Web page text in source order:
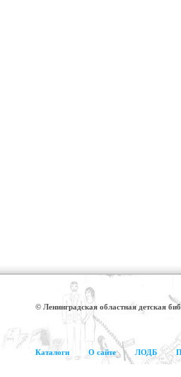
© Ленинградская областная детская
Каталоги О сайте ЛОДБ